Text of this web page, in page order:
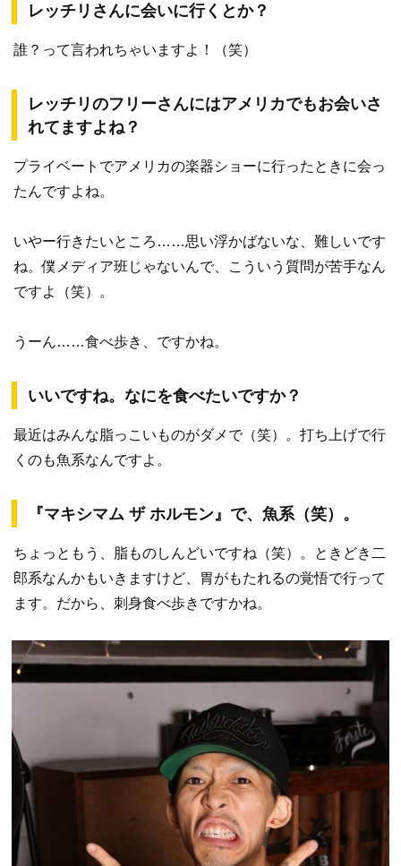
レッチリさんに会いに行くとか？
誰？って言われちゃいますよ！（笑）
レッチリのフリーさんにはアメリカでもお会いさ
れてますよね？
プライベートでアメリカの楽器ショーに行ったときに会っ
たんですよね。
いやー行きたいところ……思い浮かばないな、難しいです
ね。僕メディア班じゃないんで、こういう質問が苦手なん
ですよ（笑）。
うーん……食べ歩き、ですかね。
いいですね。なにを食べたいですか？
最近はみんな脂っこいものがダメで（笑）。打ち上げで行
くのも魚系なんですよ。
『マキシマム ザ ホルモン』で、魚系（笑）。
ちょっともう、脂ものしんどいですね（笑）。ときどき二
郎系なんかもいきますけど、胃がもたれるの覚悟で行って
ます。だから、刺身食べ歩きですかね。